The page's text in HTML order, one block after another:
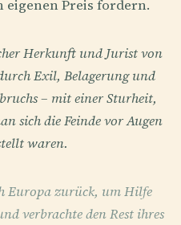
eigenen Preis fordern.
Herkunft und Jurist von
Exil, Belagerung und
– mit einer Sturheit,
sich die Feinde vor Augen
waren.
Europa zurück, um Hilfe
verbrachte den Rest ihres